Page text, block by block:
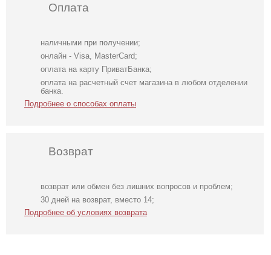
Оплата
наличными при получении;
онлайн - Visa, MasterCard;
оплата на карту ПриватБанка;
оплата на расчетный счет магазина в любом отделении
банка.
Подробнее о способах оплаты
Возврат
возврат или обмен без лишних вопросов и проблем;
30 дней на возврат, вместо 14;
Подробнее об условиях возврата
Нарядный
голубой костюм
двойка
Коктейльное
классическое
белое платье